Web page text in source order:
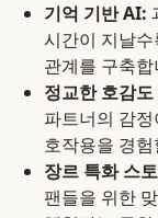
기억 기반 AI:
시간이 지날
관계를 구축합
정교한 호감
파트너의 감
호작용을 경
장르 특화 스
팬들을 위한